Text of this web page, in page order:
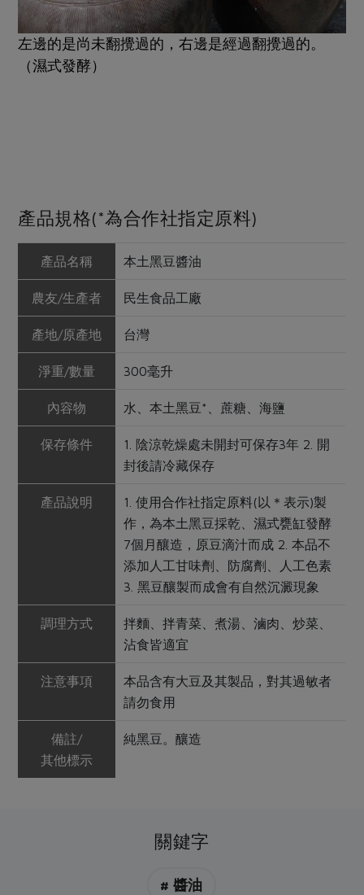
左邊的是尚未翻攪過的，右邊是經過翻攪過的。
（濕式發酵）
產品規格(*為合作社指定原料)
產品名稱 本土黑豆醬油
農友/生產者 民生食品工廠
產地/原產地 台灣
淨重/數量 300毫升
內容物 水、本土黑豆*、蔗糖、海鹽
保存條件
1. 陰涼乾燥處未開封可保存3年 2. 開
封後請冷藏保存
產品說明
1. 使用合作社指定原料(以＊表示)製
作，為本土黑豆採乾、濕式甕缸發酵
7個月釀造，原豆滴汁而成 2. 本品不
添加人工甘味劑、防腐劑、人工色素
3. 黑豆釀製而成會有自然沉澱現象
調理方式
拌麵、拌青菜、煮湯、滷肉、炒菜、
沾食皆適宜
注意事項
本品含有大豆及其製品，對其過敏者
請勿食用
備註/
其他標示
純黑豆。釀造
關鍵字
# 醬油